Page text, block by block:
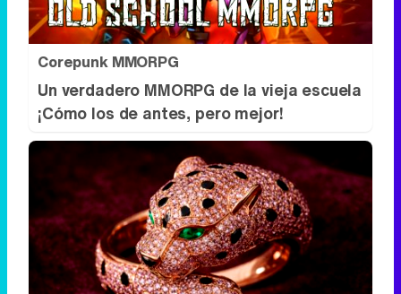
Corepunk MMORPG
Un verdadero MMORPG de la vieja escuela
¡Cómo los de antes, pero mejor!